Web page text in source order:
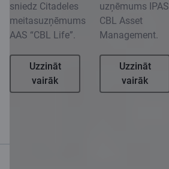
sniedz Citadeles
meitasuzņēmums
AAS “CBL Life”.
Uzzināt
vairāk
uzņēmums IPAS
CBL Asset
Management.
Uzzināt
vairāk